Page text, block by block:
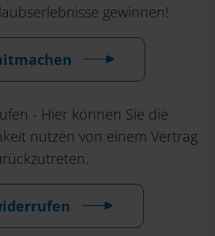
gewinnen!
- Hier können Sie die
nutzen von einem Vertrag